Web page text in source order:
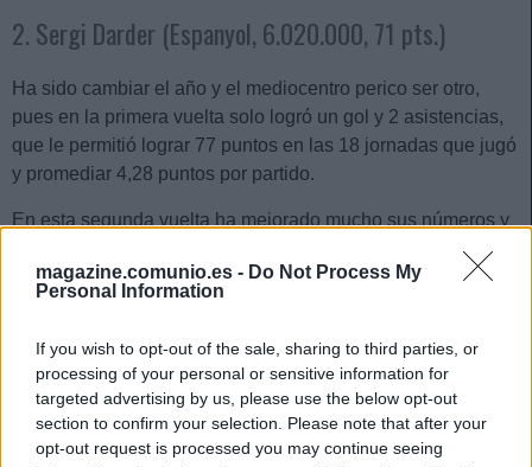
magazine.comunio.es - Do Not Process My
Personal Information
If you wish to opt-out of the sale, sharing to third parties, or
processing of your personal or sensitive information for
targeted advertising by us, please use the below opt-out
section to confirm your selection. Please note that after your
opt-out request is processed you may continue seeing
2. Sergi Darder (Espanyol, 6.020.000, 71 pts.)
Ha sido cambiar el año y el mediocentro perico ser otro,
pues en la primera vuelta solo logró un gol y 2 asistencias,
que le permitió lograr 77 puntos en las 18 jornadas que jugó
y promediar 4,28 puntos por partido.
En esta segunda vuelta ha mejorado mucho sus números y
asistencias, que le han permitido sumar 71 puntos y
millones ha pasado a 6.
3. Sergio Canales (Betis, 11.460.000, 63 pts.)